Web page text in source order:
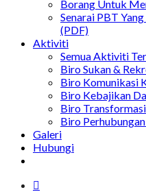
Borang Untuk
Senarai PBT
(PDF)
Aktiviti
Semua Aktiviti
Biro Sukan &
Biro Komunikasi
Biro Kebajikan
Biro
Biro
Galeri
Hubungi